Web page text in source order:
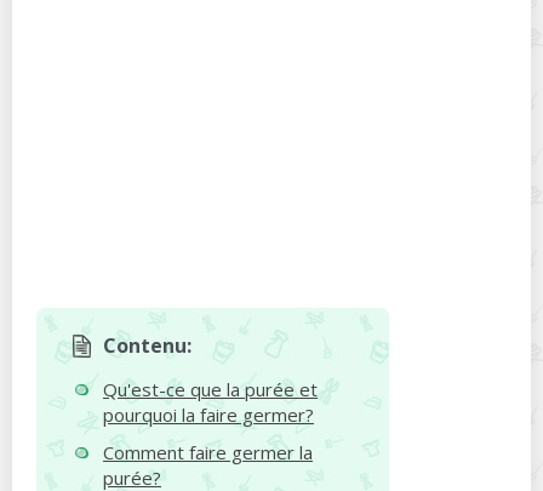
Contenu:
Qu'est-ce que la purée et
pourquoi la faire germer?
Comment faire germer la
purée?